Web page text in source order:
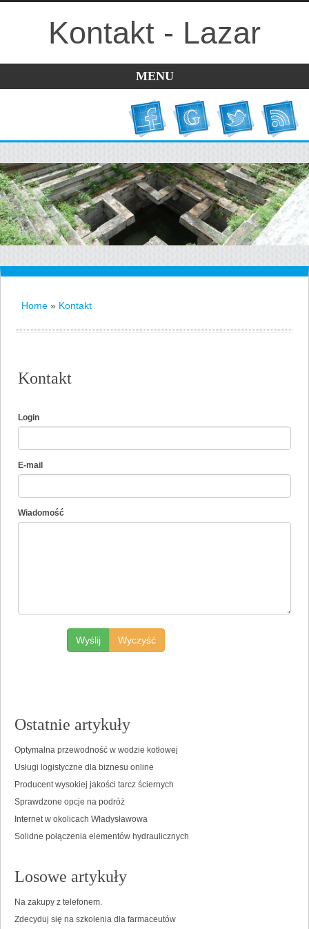
Kontakt - Lazar
MENU
Home » Kontakt
Kontakt
Login
E-mail
Wiadomość
Ostatnie artykuły
Optymalna przewodność w wodzie kotłowej
Usługi logistyczne dla biznesu online
Producent wysokiej jakości tarcz ściernych
Sprawdzone opcje na podróż
Internet w okolicach Władysławowa
Solidne połączenia elementów hydraulicznych
Losowe artykuły
Na zakupy z telefonem.
Zdecyduj się na szkolenia dla farmaceutów